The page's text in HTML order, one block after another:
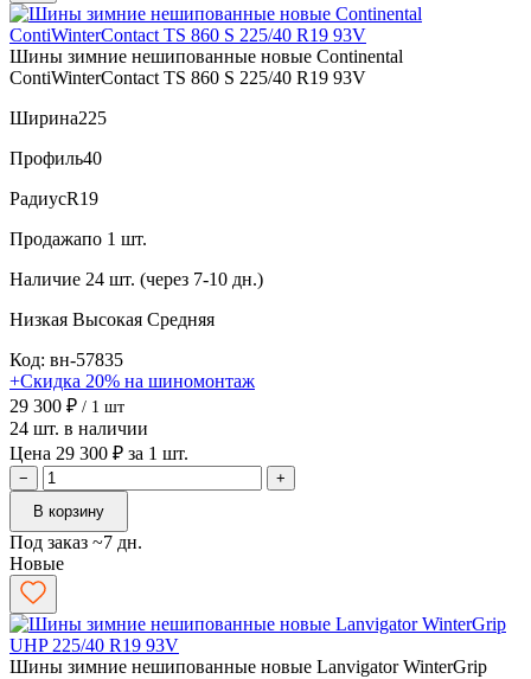
Шины зимние нешипованные новые Continental
ContiWinterContact TS 860 S 225/40 R19 93V
Ширина225
Профиль40
РадиусR19
Продажапо 1 шт.
Наличие 24 шт. (через 7-10 дн.)
Низкая Высокая Средняя
Код: вн-57835
+Скидка 20% на шиномонтаж
29 300 ₽ / 1 шт
24 шт. в наличии
Цена 29 300 ₽ за 1 шт.
−
+
В корзину
Под заказ ~7 дн.
Новые
Шины зимние нешипованные новые Lanvigator WinterGrip